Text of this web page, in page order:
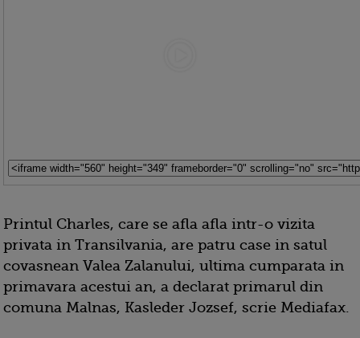
Printul Charles, care se afla afla intr-o vizita
privata in Transilvania, are patru case in satul
covasnean Valea Zalanului, ultima cumparata in
primavara acestui an, a declarat primarul din
comuna Malnas, Kasleder Jozsef, scrie Mediafax.